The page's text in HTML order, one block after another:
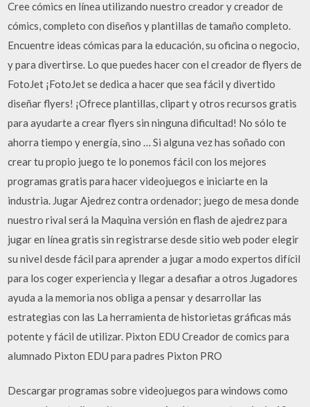
Cree cómics en línea utilizando nuestro creador y creador de
cómics, completo con diseños y plantillas de tamaño completo.
Encuentre ideas cómicas para la educación, su oficina o negocio,
y para divertirse. Lo que puedes hacer con el creador de flyers de
FotoJet ¡FotoJet se dedica a hacer que sea fácil y divertido
diseñar flyers! ¡Ofrece plantillas, clipart y otros recursos gratis
para ayudarte a crear flyers sin ninguna dificultad! No sólo te
ahorra tiempo y energía, sino … Si alguna vez has soñado con
crear tu propio juego te lo ponemos fácil con los mejores
programas gratis para hacer videojuegos e iniciarte en la
industria. Jugar Ajedrez contra ordenador; juego de mesa donde
nuestro rival será la Maquina versión en flash de ajedrez para
jugar en línea gratis sin registrarse desde sitio web poder elegir
su nivel desde fácil para aprender a jugar a modo expertos difícil
para los coger experiencia y llegar a desafiar a otros Jugadores
ayuda a la memoria nos obliga a pensar y desarrollar las
estrategias con las La herramienta de historietas gráficas más
potente y fácil de utilizar. Pixton EDU Creador de comics para
alumnado Pixton EDU para padres Pixton PRO
Descargar programas sobre videojuegos para windows como